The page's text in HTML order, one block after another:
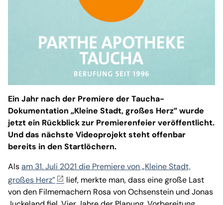
Ein Jahr nach der Premiere der Taucha-
Dokumentation „Kleine Stadt, großes Herz” wurde
jetzt ein Rückblick zur Premierenfeier veröffentlicht.
Und das nächste Videoprojekt steht offenbar
bereits in den Startlöchern.
Alsam 31. Juli 2021 die Premiere von „Kleine Stadt,
großes Herz”
lief, merkte man, dass eine große Last
von den Filmemachern Rosa von Ochsenstein und Jonas